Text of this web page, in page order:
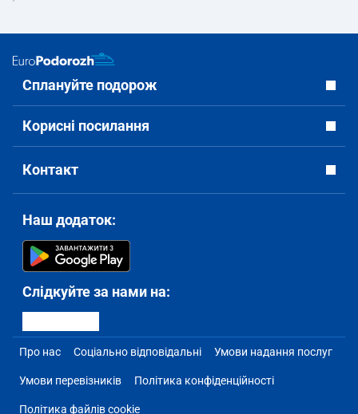
Сплануйте подорож
Корисні посилання
Контакт
Наш додаток:
Слідкуйте за нами на:
Про нас Соціально відповідальні Умови надання послуг
Умови перевізників Політика конфіденційності
Політика файлів cookie